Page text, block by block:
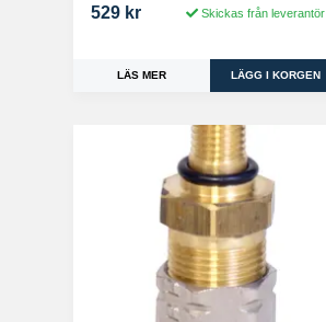
529 kr Skickas från leverantör
LÄS MER